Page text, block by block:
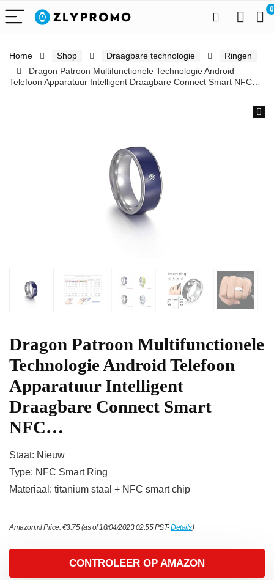
0
Home Shop Draagbare technologie
Ringen
Dragon Patroon Multifunctionele Technologie Android
Telefoon Apparatuur Intelligent Draagbare Connect Smart NFC…
Dragon Patroon Multifunctionele
Technologie Android Telefoon
Apparatuur Intelligent
Draagbare Connect Smart
NFC…
Staat: Nieuw
Type: NFC Smart Ring
Materiaal: titanium staal + NFC smart chip
Amazon.nl Price:€3.75(as of 10/04/2023 02:55 PST-Details)
CONTROLEER OP AMAZON